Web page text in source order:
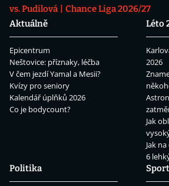
vs. Pudilová
Chance Liga 2026/27
Aktuálně
Epicentrum
Neštovice: příznaky, léčba
V čem jezdí Yamal a Mesii?
Kvízy pro seniory
Kalendář úplňků 2026
Co je bodycount?
Léto
2026
Jak
Jak
6
Politika